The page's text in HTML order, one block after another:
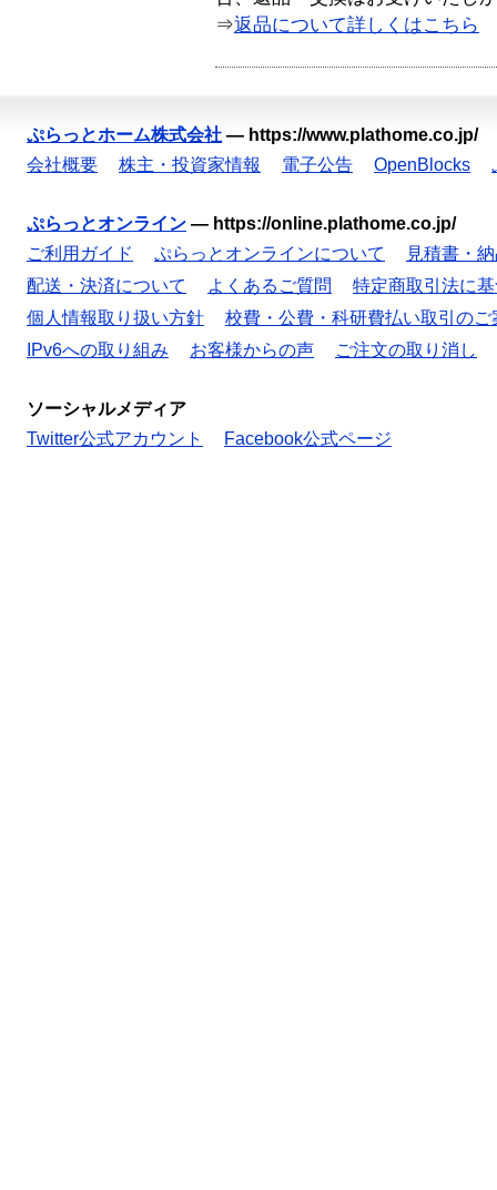
⇒返品について詳しくはこちら
ぷらっとホーム株式会社 — https://www.plathome.co.jp/
会社概要
株主・投資家情報 電子公告 OpenBlocks
ぷらっとオンライン — https://online.plathome.co.jp/
ご利用ガイド
ぷらっとオンラインについて
見積書・
配送・決済について
よくあるご質問
特定商取引法に
個人情報取り扱い方針
校費・公費・科研費払い取引のご
IPv6への取り組み
お客様からの声 ご注文の取り消し
ソーシャルメディア
Twitter公式アカウント
Facebook公式ページ